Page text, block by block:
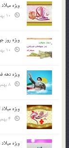
ویژه
ویژه روز
ویژه دهه
ویژه
ویژه